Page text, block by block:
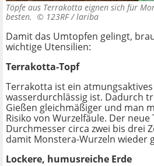
Töpfe aus Terrakotta eignen sich für
besten. © 123RF / lariba
Damit das Umtopfen gelingt,
wichtige Utensilien:
Terrakotta-Topf
Terrakotta ist ein
wasserdurchlässig ist. Dadurch
Gießen gleichmäßiger und man
Risiko von Wurzelfäule. Der
Durchmesser circa zwei bis drei
damit Monstera-Wurzeln wieder
Lockere, humusreiche Erde